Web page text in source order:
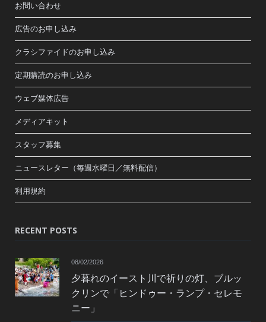
お問い合わせ
広告のお申し込み
クラシファイドのお申し込み
定期購読のお申し込み
ウェブ媒体広告
メディアキット
スタッフ募集
ニュースレター（毎週水曜日／無料配信）
利用規約
RECENT POSTS
08/02/2026
夕暮れのイースト川で祈りの灯、ブルッ
クリンで「ヒンドゥー・ランプ・セレモ
ニー」